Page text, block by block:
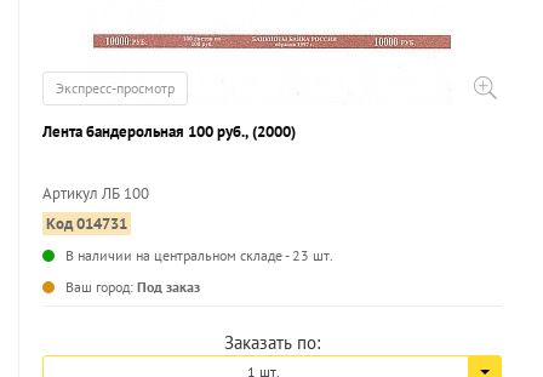
Экспресс-просмотр
Лента бандерольная 100 руб., (2000)
Артикул ЛБ 100
Код 014731
В наличии на центральном складе - 23 шт.
Ваш город: Под заказ
Заказать по:
1 шт.